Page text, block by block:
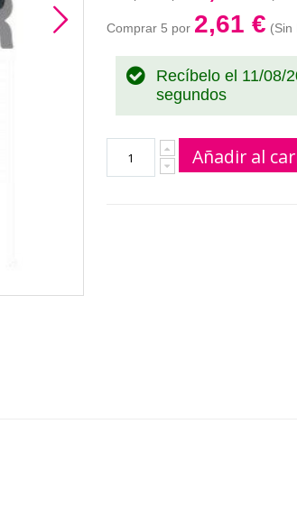
Comprar 5 por 2,61 €
Recíbelo el 11/08/
segundos
Añadir al